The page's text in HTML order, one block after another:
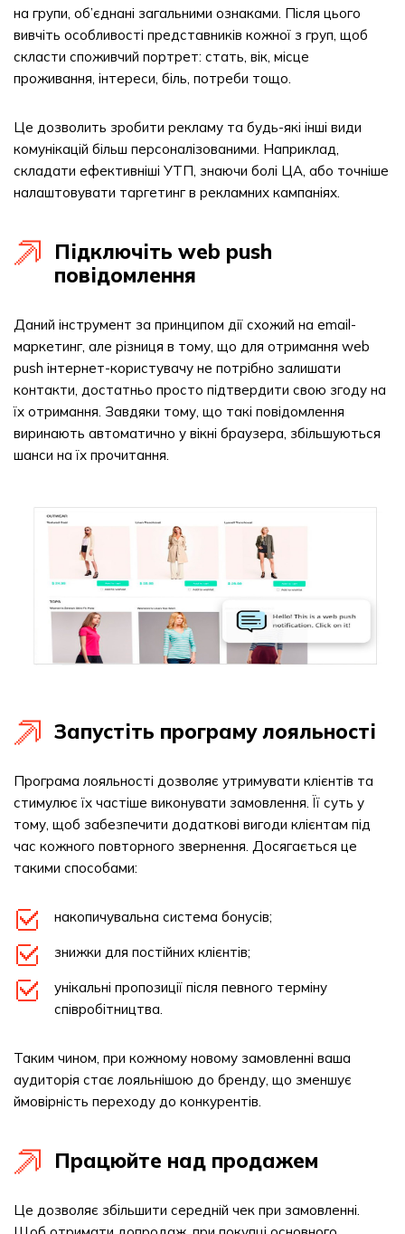
на групи, об’єднані загальними ознаками. Після цього
вивчіть особливості представників кожної з груп, щоб
скласти споживчий портрет: стать, вік, місце
проживання, інтереси, біль, потреби тощо.
Це дозволить зробити рекламу та будь-які інші види
комунікацій більш персоналізованими. Наприклад,
складати ефективніші УТП, знаючи болі ЦА, або точніше
налаштовувати таргетинг в рекламних кампаніях.
Підключіть web push
повідомлення
Даний інструмент за принципом дії схожий на email-
маркетинг, але різниця в тому, що для отримання web
push інтернет-користувачу не потрібно залишати
контакти, достатньо просто підтвердити свою згоду на
їх отримання. Завдяки тому, що такі повідомлення
виринають автоматично у вікні браузера, збільшуються
шанси на їх прочитання.
Запустіть програму лояльності
Програма лояльності дозволяє утримувати клієнтів та
стимулює їх частіше виконувати замовлення. Її суть у
тому, щоб забезпечити додаткові вигоди клієнтам під
час кожного повторного звернення. Досягається це
такими способами:
накопичувальна система бонусів;
знижки для постійних клієнтів;
унікальні пропозиції після певного терміну
співробітництва.
Таким чином, при кожному новому замовленні ваша
аудиторія стає лояльнішою до бренду, що зменшує
ймовірність переходу до конкурентів.
Працюйте над продажем
Це дозволяє збільшити середній чек при замовленні.